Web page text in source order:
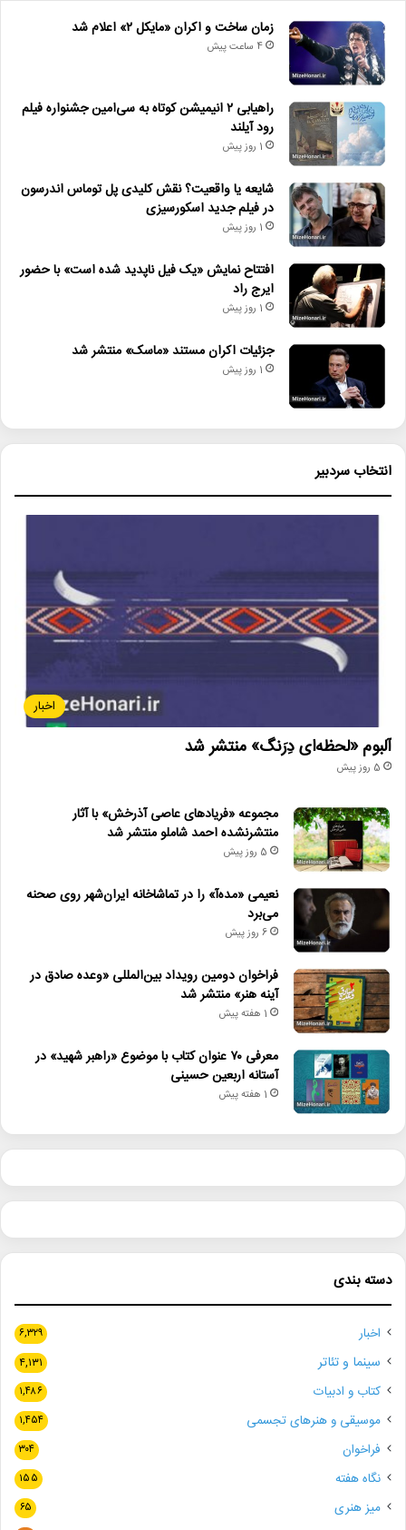
زمان ساخت و اکران «مایکل ۲» اعلام شد
4 ساعت پیش
راهیابی ۲ انیمیشن کوتاه به سی‌امین جشنواره فیلم
رود آیلند
1 روز پیش
شایعه یا واقعیت؟ نقش کلیدی پل توماس اندرسون
در فیلم جدید اسکورسیزی
1 روز پیش
افتتاح نمایش «یک فیل ناپدید شده است» با حضور
ایرج راد
1 روز پیش
جزئیات اکران مستند «ماسک» منتشر شد
1 روز پیش
انتخاب سردبیر
اخبار
آلبوم «لحظه‌ای دِرَنگ» منتشر شد
5 روز پیش
مجموعه «فریادهای عاصی آذرخش» با آثار
منتشرنشده احمد شاملو منتشر شد
5 روز پیش
نعیمی «مده‌آ» را در تماشاخانه ایران‌شهر روی صحنه
می‌برد
6 روز پیش
فراخوان دومین رویداد بین‌المللی «وعده صادق در
آینه هنر» منتشر شد
1 هفته پیش
معرفی ۷۰ عنوان کتاب با موضوع «راهبر شهید» در
آستانه اربعین حسینی
1 هفته پیش
دسته بندی
اخبار ۶,۳۲۹
سینما و تئاتر ۴,۱۳۱
کتاب و ادبیات ۱,۴۸۶
موسیقی و هنرهای تجسمی ۱,۴۵۴
فراخوان ۳۰۴
نگاه هفته ۱۵۵
میز هنری ۶۵